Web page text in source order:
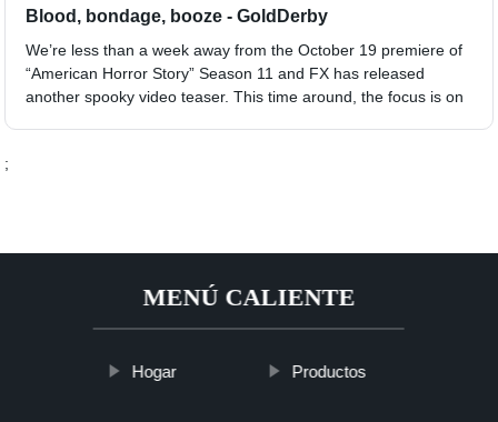
Blood, bondage, booze - GoldDerby
We’re less than a week away from the October 19 premiere of
“American Horror Story” Season 11 and FX has released
another spooky video teaser. This time around, the focus is on
;
MENÚ CALIENTE
Hogar Productos